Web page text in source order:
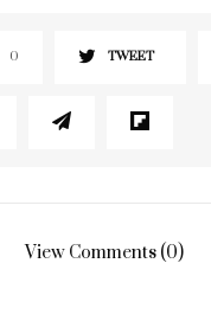
0 TWEET
View Comments (0)